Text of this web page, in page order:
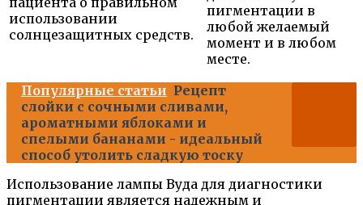
использовании
солнцезащитных средств.
пигментации в
любой желаемый
момент и в любом
месте.
Популярные статьи Рецепт
слойки с сочными сливами,
ароматными яблоками и
спелыми бананами - идеальный
способ утолить сладкую тоску
Использование лампы Вуда для диагностики
пигментации является надежным и